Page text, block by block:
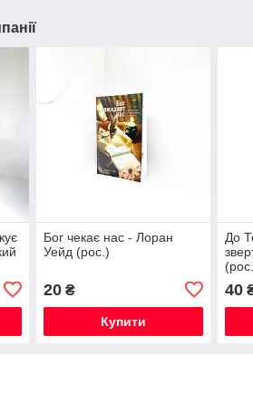
Бог чекає нас - Лоран
Уейд (рос.)
20₴
Купити
До
40